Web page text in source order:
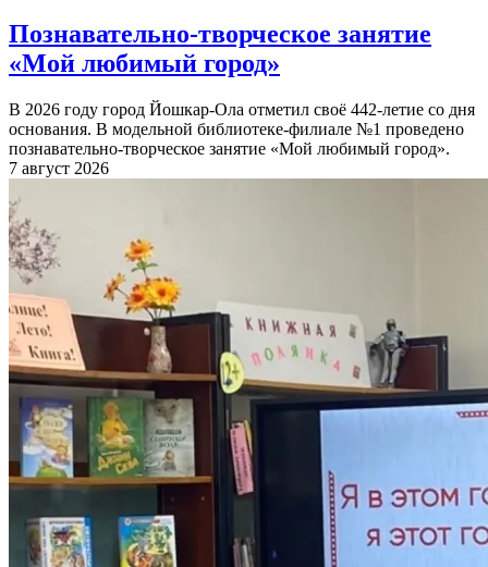
Познавательно-творческое занятие
«Мой любимый город»
В 2026 году город Йошкар-Ола отметил своё 442-летие со дня
основания. В модельной библиотеке-филиале №1 проведено
познавательно-творческое занятие «Мой любимый город».
7 август 2026